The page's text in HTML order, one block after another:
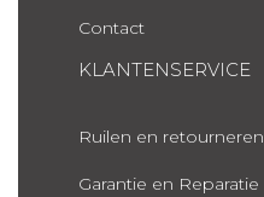
Contact
KLANTENSERVICE
Ruilen en retourneren
Garantie en Reparatie